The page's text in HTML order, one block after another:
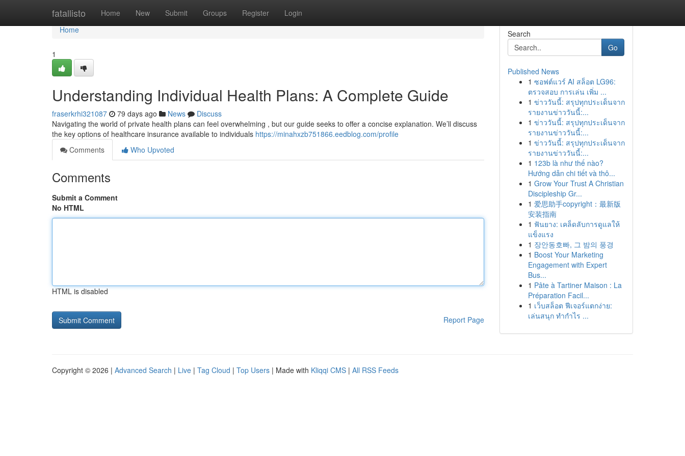
fatallisto Home New Submit Groups Register Login
Home
Home
1
Understanding Individual Health Plans: A Complete Guide
fraserkrhi321087 79 days ago News
Discuss
Navigating the world of private health plans can feel overwhelming , but our guide seeks to offer a concise explanation. We’ll discuss
the key options of healthcare insurance available to individuals https://minahxzb751866.eedblog.com/profile
Comments
Who Upvoted
Comments
Submit a Comment
No HTML
HTML is disabled
Report Page
Search
Go
Published News
1 ซอฟต์แวร์ AI สล็อต LG96:
ตรวจสอบ การเล่น เพิ่ม ...
1 ข่าววันนี้: สรุปทุกประเด็นจาก
รายงานข่าววันนี้:...
1 ข่าววันนี้: สรุปทุกประเด็นจาก
รายงานข่าววันนี้:...
1 ข่าววันนี้: สรุปทุกประเด็นจาก
รายงานข่าววันนี้:...
1 123b là như thế nào?
Hướng dẫn chi tiết và thô...
1 Grow Your Trust A Christian
Discipleship Gr...
1 爱思助手copyright：最新版
安装指南
1 ฟันยาง: เคล็ดลับการดูแลให้
แข็งแรง
1 장안동호빠, 그 밤의 풍경
1 Boost Your Marketing
Engagement with Expert
Bus...
1 Pâte à Tartiner Maison : La
Préparation Facil...
1 เว็บสล็อต ฟีเจอร์แตกง่าย:
เล่นสนุก ทำกำไร ...
Copyright © 2026 | Advanced Search | Live | Tag Cloud | Top Users | Made with Kliqqi CMS | All RSS Feeds